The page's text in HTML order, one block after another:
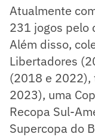
Atualmente
231 jogos pelo
Além disso,
Libertadores
(2018 e 2022),
2023), uma
Recopa Sul-
Supercopa do